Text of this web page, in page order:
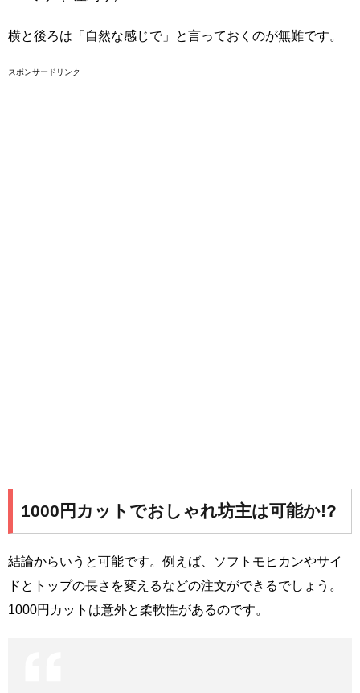
横と後ろは「自然な感じで」と言っておくのが無難です。
スポンサードリンク
1000円カットでおしゃれ坊主は可能か!?
結論からいうと可能です。例えば、ソフトモヒカンやサイ
ドとトップの長さを変えるなどの注文ができるでしょう。
1000円カットは意外と柔軟性があるのです。